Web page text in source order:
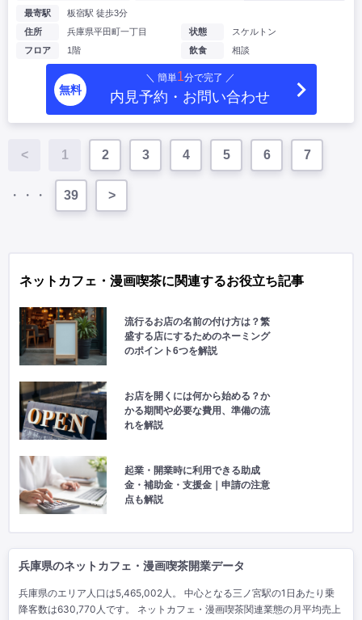
最寄駅
板宿駅 徒歩3分
住所
兵庫県平田町一丁目
フロア
1階
状態
スケルトン
飲食
相談
無料
＼ 簡単1分で完了 ／
内見予約・お問い合わせ
< 1 2 3 4 5 6 7
・・・ 39 >
ネットカフェ・漫画喫茶に関連するお役立ち記事
流行るお店の名前の付け方は？繁
盛する店にするためのネーミング
のポイント6つを解説
お店を開くには何から始める？か
かる期間や必要な費用、準備の流
れを解説
起業・開業時に利用できる助成
金・補助金・支援金｜申請の注意
点も解説
兵庫県のネットカフェ・漫画喫茶開業データ
兵庫県のエリア人口は5,465,002人。 中心となる三ノ宮駅の1日あたり乗
降客数は630,770人です。 ネットカフェ・漫画喫茶関連業態の月平均売上